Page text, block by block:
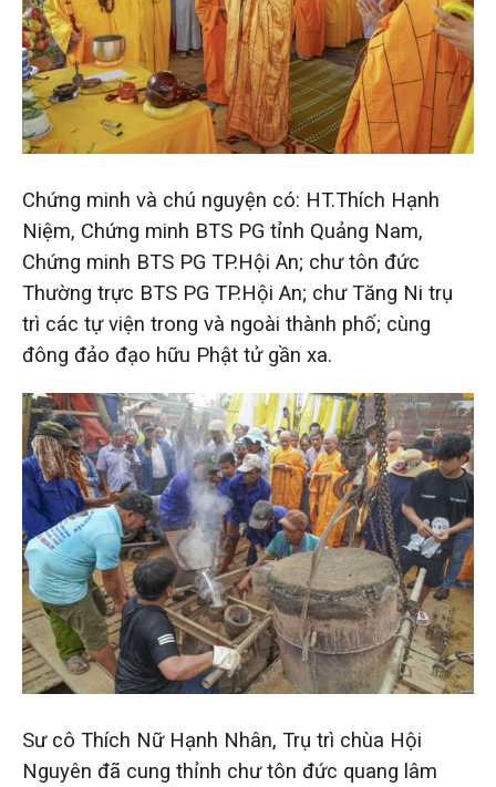
Chứng minh và chú nguyện có: HT.Thích Hạnh
Niệm, Chứng minh BTS PG tỉnh Quảng Nam,
Chứng minh BTS PG TP.Hội An; chư tôn đức
Thường trực BTS PG TP.Hội An; chư Tăng Ni trụ
trì các tự viện trong và ngoài thành phố; cùng
đông đảo đạo hữu Phật tử gần xa.
Sư cô Thích Nữ Hạnh Nhân, Trụ trì chùa Hội
Nguyên đã cung thỉnh chư tôn đức quang lâm